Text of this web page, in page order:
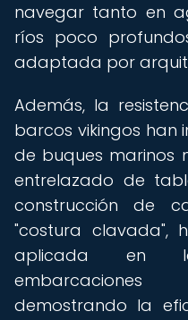
navegar tanto en
ríos poco
adaptada por
Además, la
barcos vikingos han
de buques marinos
entrelazado de
construcción de
"costura clavada",
aplicada en
demostrando la